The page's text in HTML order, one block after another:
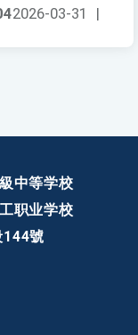
2026-03-31 |
中等学校
职业学校
號